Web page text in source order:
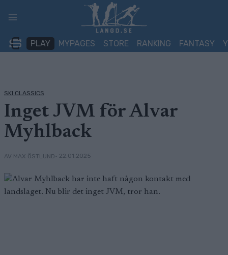
PLAY MYPAGES STORE RANKING FANTASY
SKI CLASSICS
Inget JVM för Alvar
Myhlback
AV MAX ÖSTLUND• 22.01.2025